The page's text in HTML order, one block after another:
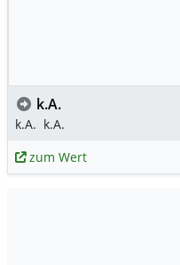
k.A.
k.A. k.A.
zum Wert